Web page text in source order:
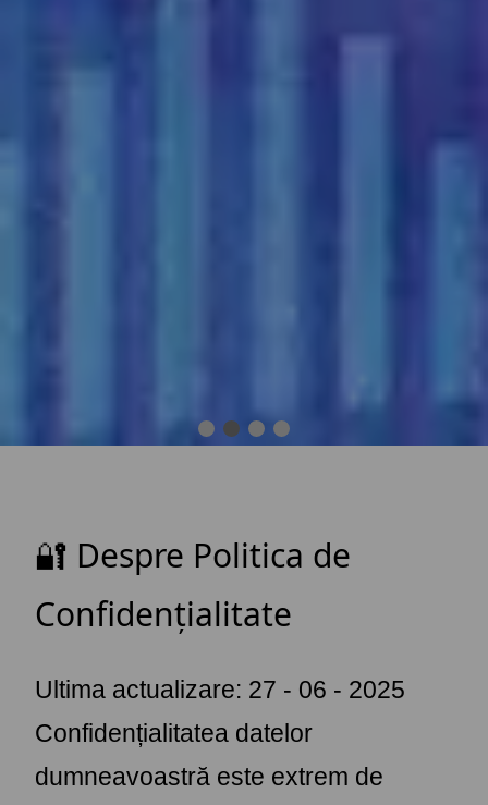
🔐 Despre Politica de
Confidențialitate
Ultima actualizare: 27 - 06 - 2025
Confidențialitatea datelor
dumneavoastră este extrem de